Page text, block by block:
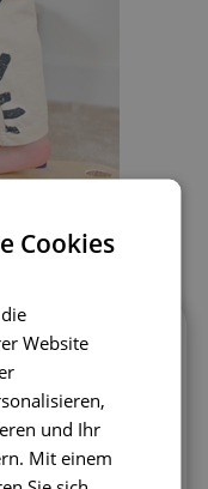
aus
sicher als auch
Cookies
Website
und Ihr
Mit einem